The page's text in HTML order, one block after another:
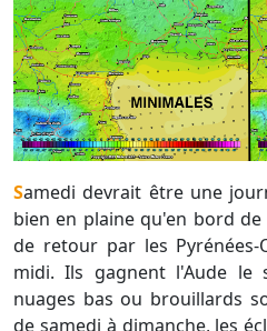
Samedi devrait être une journée bien ensoleillée aussi
bien en plaine qu'en bord de
de retour par les
midi. Ils gagnent l'Aude le
nuages bas ou brouillards
de samedi à dimanche, les